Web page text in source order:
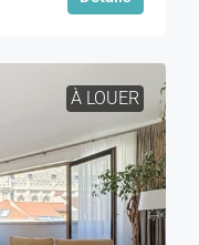
À LOUER